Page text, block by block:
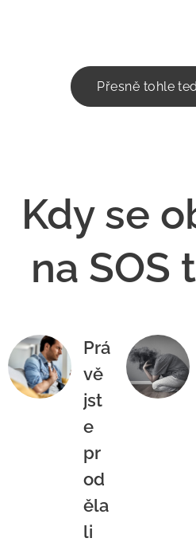
Přesně tohle
Kdy se
na SOS
Prá
vě
jst
e
pr
od
ěla
li